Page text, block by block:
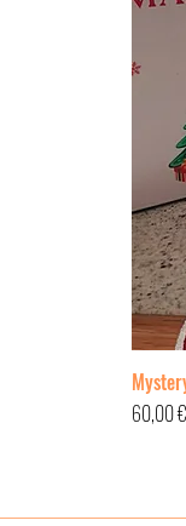
Price
60,00 €